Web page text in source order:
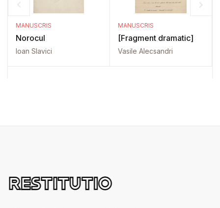
MANUSCRIS
Norocul
Ioan Slavici
MANUSCRIS
[Fragment dramatic]
Vasile Alecsandri